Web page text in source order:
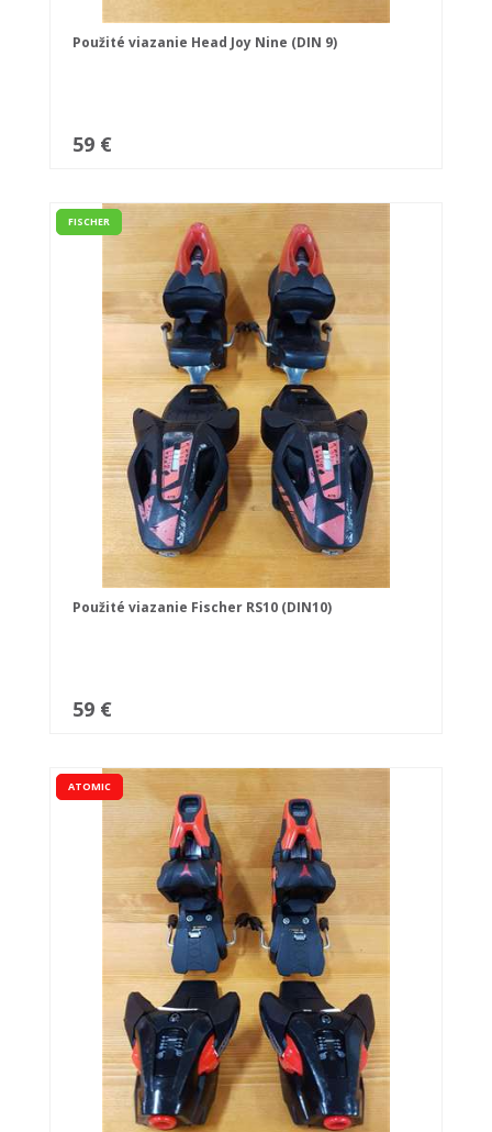
Použité viazanie Head Joy Nine (DIN 9)
59 €
FISCHER
Použité viazanie Fischer RS10 (DIN10)
59 €
ATOMIC